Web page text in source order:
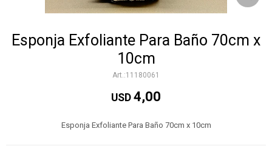
Esponja Exfoliante Para Baño 70cm x
10cm
11180061
USD 4,00
Esponja Exfoliante Para Baño 70cm x 10cm